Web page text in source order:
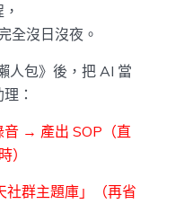
全沒日沒夜。
人包》後，把 AI 當
：
音 → 產出 SOP（直
）
社群主題庫」（再省